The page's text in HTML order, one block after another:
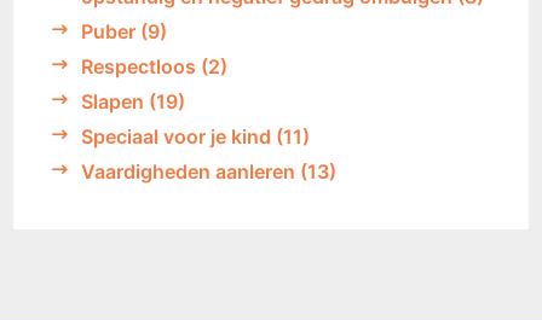
Puber (9)
Respectloos (2)
Slapen (19)
Speciaal voor je kind (11)
Vaardigheden aanleren (13)